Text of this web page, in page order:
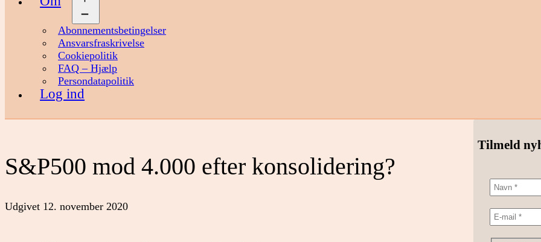
Abonnementsbetingelser
Ansvarsfraskrivelse
Cookiepolitik
FAQ – Hjælp
Persondatapolitik
Log ind
S&P500 mod 4.000 efter konsolidering?
Udgivet 12. november 2020
Tilmeld